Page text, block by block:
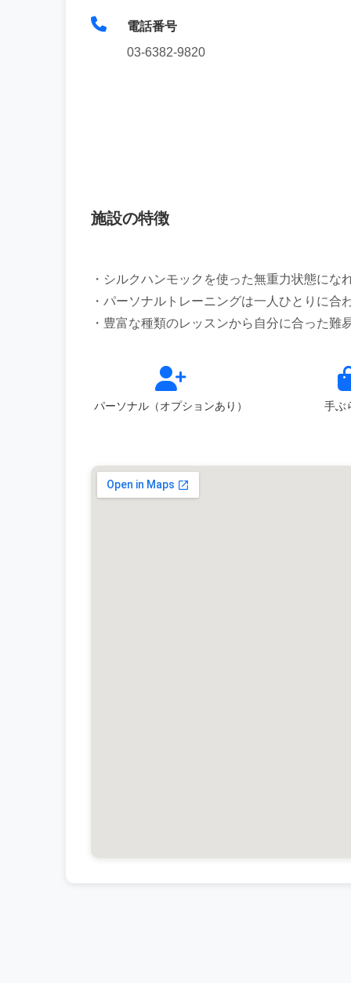
電話番号
03-6382-9820
施設の特徴
・シルクハンモックを使った無重力状態にな
・パーソナルトレーニングは一人ひとりに合
パーソナル（オプションあり） 手ぶ